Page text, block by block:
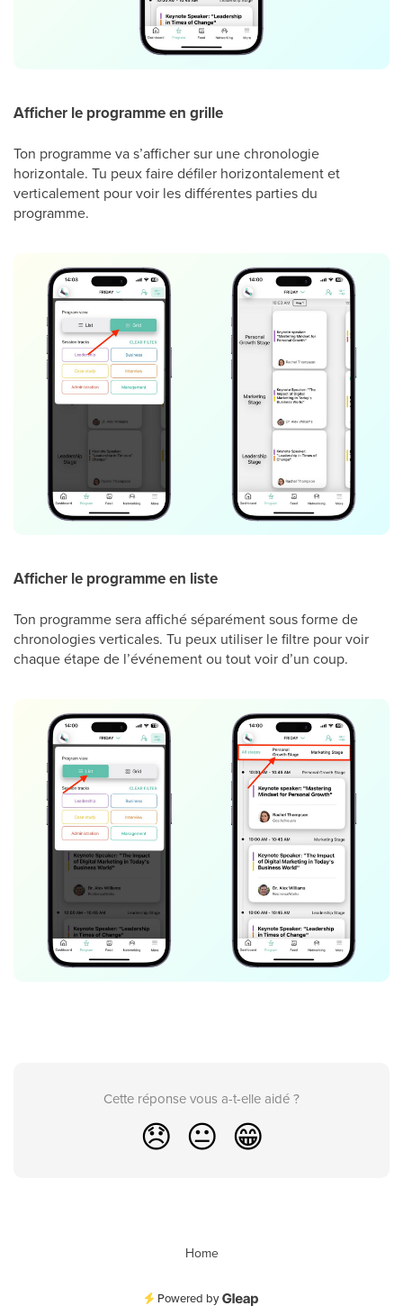
Afficher le programme en grille
Ton programme va s’afficher sur une chronologie
horizontale. Tu peux faire défiler horizontalement et
verticalement pour voir les différentes parties du
programme.
Afficher le programme en liste
Ton programme sera affiché séparément sous forme de
chronologies verticales. Tu peux utiliser le filtre pour voir
chaque étape de l’événement ou tout voir d’un coup.
Cette réponse vous a-t-elle aidé ?
😞 😐 😁
Home
Powered by